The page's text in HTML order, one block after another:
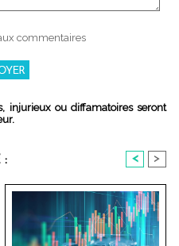
commentaires
injurieux ou diffamatoires seront
: < >